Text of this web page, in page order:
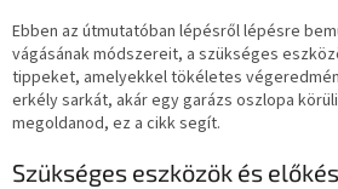
Ebben az útmutatóban lépésről lépésre
vágásának módszereit, a szükséges
tippeket, amelyekkel tökéletes
erkély sarkát, akár egy garázs oszlopa
megoldanod, ez a cikk segít.
Szükséges eszközök és